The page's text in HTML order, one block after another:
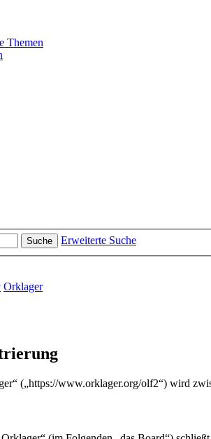
Themen
Suche Erweiterte Suche
Orklager
(„https://www.orklager.org/olf2“) wird